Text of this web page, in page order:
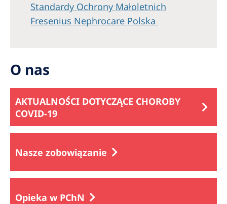
Standardy Ochrony Małoletnich
Fresenius Nephrocare Polska
O nas
AKTUALNOŚCI DOTYCZĄCE CHOROBY
COVID-19
Nasze zobowiązanie
Opieka w PChN